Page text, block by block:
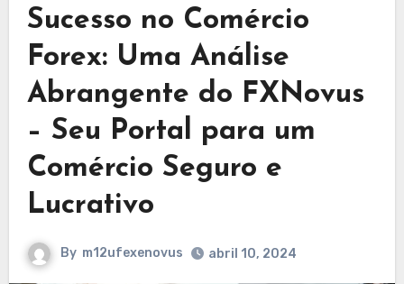
Sucesso no Comércio
Forex: Uma Análise
Abrangente do FXNovus
– Seu Portal para um
Comércio Seguro e
Lucrativo
By m12ufexenovus abril 10, 2024